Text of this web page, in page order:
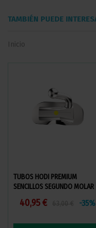
TAMBIÉN PUEDE
Inicio
TUBOS HODI PREMIUM
SENCILLOS SEGUNDO MOLAR
40,95 € -35%